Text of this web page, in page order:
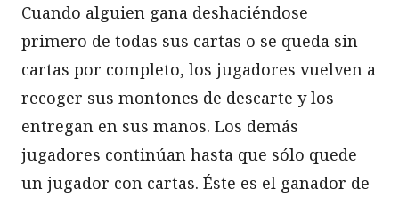
Cuando alguien gana deshaciéndose
primero de todas sus cartas o se queda sin
cartas por completo, los jugadores vuelven a
recoger sus montones de descarte y los
entregan en sus manos. Los demás
jugadores continúan hasta que sólo quede
un jugador con cartas. Éste es el ganador de